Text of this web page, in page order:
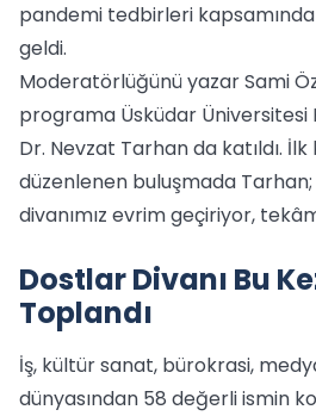
pandemi tedbirleri
geldi.
Moderatörlüğünü yazar Sami
programa Üsküdar Üniversitesi
Dr. Nevzat Tarhan da katıldı.
düzenlenen buluşmada Tarhan;
divanımız evrim geçiriyor,
Dostlar Divanı Bu
Toplandı
İş, kültür sanat, bürokrasi,
dünyasından 58 değerli ismin